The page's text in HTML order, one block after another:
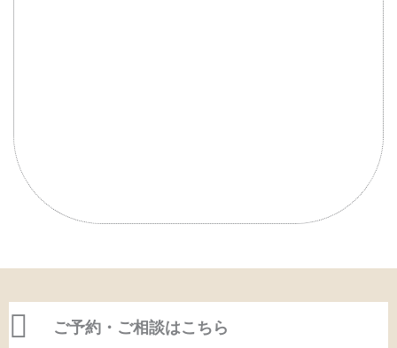
ご予約・ご相談はこちら